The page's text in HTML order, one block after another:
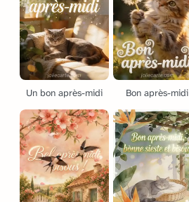
Un bon après-midi Bon après-midi